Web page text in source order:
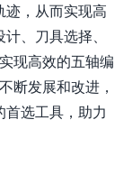
迹，从而实现高
、刀具选择、
现高效的五轴编
断发展和改进，
首选工具，助力